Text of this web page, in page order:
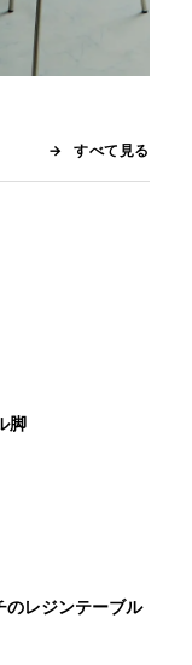
すべて見る
脚
レジンテーブル